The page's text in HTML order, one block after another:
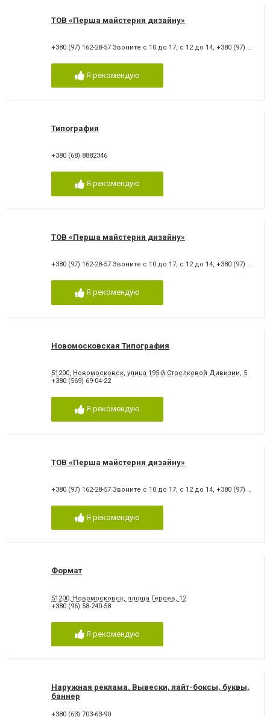
ТОВ «Перша майстерня дизайну»
+380 (97) 162-28-57 Звоните с 10 до 17, с 12 до 14, +380 (97) 162-28-57
Я рекомендую
Типография
+380 (68) 8882346
Я рекомендую
ТОВ «Перша майстерня дизайну»
+380 (97) 162-28-57 Звоните с 10 до 17, с 12 до 14, +380 (97) 162-28-57
Я рекомендую
Новомосковская Типография
51200, Новомосковск, улица 195-й Стрелковой Дивизии, 5
+380 (569) 69-04-22
Я рекомендую
ТОВ «Перша майстерня дизайну»
+380 (97) 162-28-57 Звоните с 10 до 17, с 12 до 14, +380 (97) 162-28-57
Я рекомендую
Формат
51200, Новомосковск, площа Героев, 12
+380 (96) 58-240-58
Я рекомендую
Наружная реклама. Вывески, лайт-боксы, буквы,
баннер
+380 (63) 703-63-90